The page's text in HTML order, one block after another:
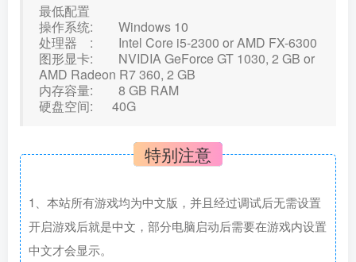
最低配置
操作系统: Windows 10
处理器 : Intel Core i5-2300 or AMD FX-6300
图形显卡: NVIDIA GeForce GT 1030, 2 GB or
AMD Radeon R7 360, 2 GB
内存容量: 8 GB RAM
硬盘空间: 40G
特别注意
1、本站所有游戏均为中文版，并且经过调试后无需设置
开启游戏后就是中文，部分电脑启动后需要在游戏内设置
中文才会显示。